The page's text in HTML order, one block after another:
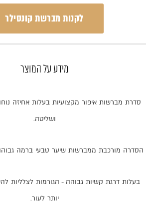
לקנות מברשת קונסילר
מידע על המוצר
סדרת מברשות איפור מקצועיות בעלות אחיזה
ושליטה.
הסדרה מורכבת ממברשות שיער טבעי ברמה
בעלות דרגת קשיות גבוהה - הגורמות לצלליות
יותר לעור.